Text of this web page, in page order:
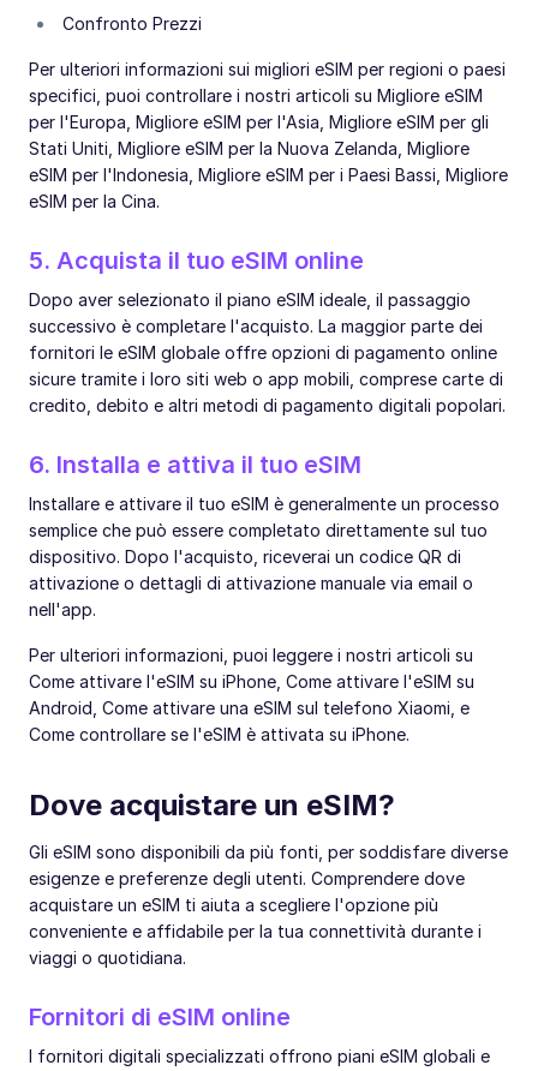
Confronto Prezzi
Per ulteriori informazioni sui migliori eSIM per regioni o paesi
specifici, puoi controllare i nostri articoli su Migliore eSIM
per l'Europa, Migliore eSIM per l'Asia, Migliore eSIM per gli
Stati Uniti, Migliore eSIM per la Nuova Zelanda, Migliore
eSIM per l'Indonesia, Migliore eSIM per i Paesi Bassi, Migliore
eSIM per la Cina.
5. Acquista il tuo eSIM online
Dopo aver selezionato il piano eSIM ideale, il passaggio
successivo è completare l'acquisto. La maggior parte dei
fornitori le eSIM globale offre opzioni di pagamento online
sicure tramite i loro siti web o app mobili, comprese carte di
credito, debito e altri metodi di pagamento digitali popolari.
6. Installa e attiva il tuo eSIM
Installare e attivare il tuo eSIM è generalmente un processo
semplice che può essere completato direttamente sul tuo
dispositivo. Dopo l'acquisto, riceverai un codice QR di
attivazione o dettagli di attivazione manuale via email o
nell'app.
Per ulteriori informazioni, puoi leggere i nostri articoli su
Come attivare l'eSIM su iPhone, Come attivare l'eSIM su
Android, Come attivare una eSIM sul telefono Xiaomi, e
Come controllare se l'eSIM è attivata su iPhone.
Dove acquistare un eSIM?
Gli eSIM sono disponibili da più fonti, per soddisfare diverse
esigenze e preferenze degli utenti. Comprendere dove
acquistare un eSIM ti aiuta a scegliere l'opzione più
conveniente e affidabile per la tua connettività durante i
viaggi o quotidiana.
Fornitori di eSIM online
I fornitori digitali specializzati offrono piani eSIM globali e